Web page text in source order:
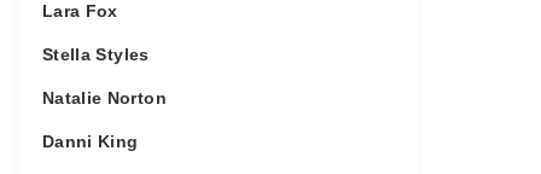
Lara Fox
Stella Styles
Natalie Norton
Danni King